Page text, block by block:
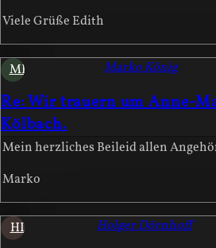
Viele Grüße Edith
MK
Re: Wir trauern um Anne-
Kölbach.
Marko König
Mein herzliches Beileid allen
Marko
HD Holger Dörnhoff